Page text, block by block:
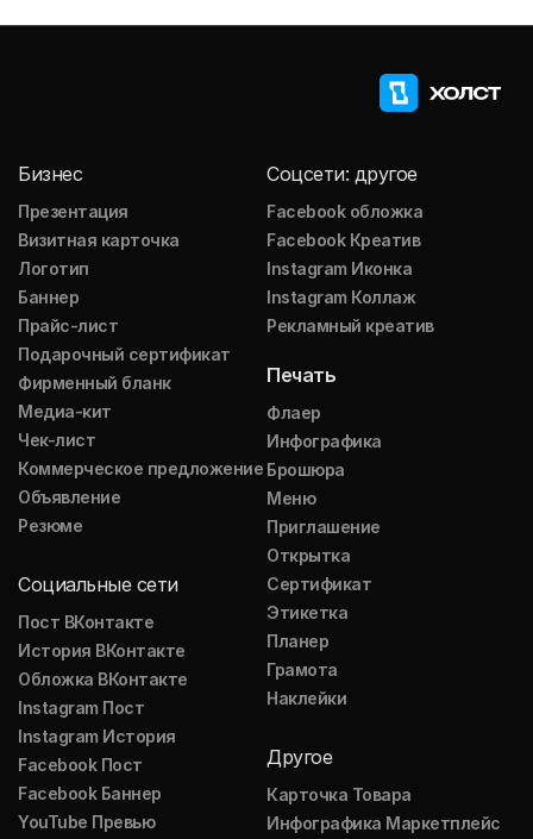
Бизнес
Презентация
Визитная карточка
Логотип
Баннер
Прайс-лист
Подарочный сертификат
Фирменный бланк
Медиа-кит
Чек-лист
Коммерческое предложение
Объявление
Резюме
Социальные сети
Пост ВКонтакте
История ВКонтакте
Обложка ВКонтакте
Instagram Пост
Instagram История
Facebook Пост
Facebook Баннер
YouTube Превью
Соцсети: другое
Facebook обложка
Facebook Креатив
Instagram Иконка
Instagram Коллаж
Рекламный креатив
Печать
Флаер
Инфографика
Брошюра
Меню
Приглашение
Открытка
Сертификат
Этикетка
Планер
Грамота
Наклейки
Другое
Карточка Товара
Инфографика Маркетплейс